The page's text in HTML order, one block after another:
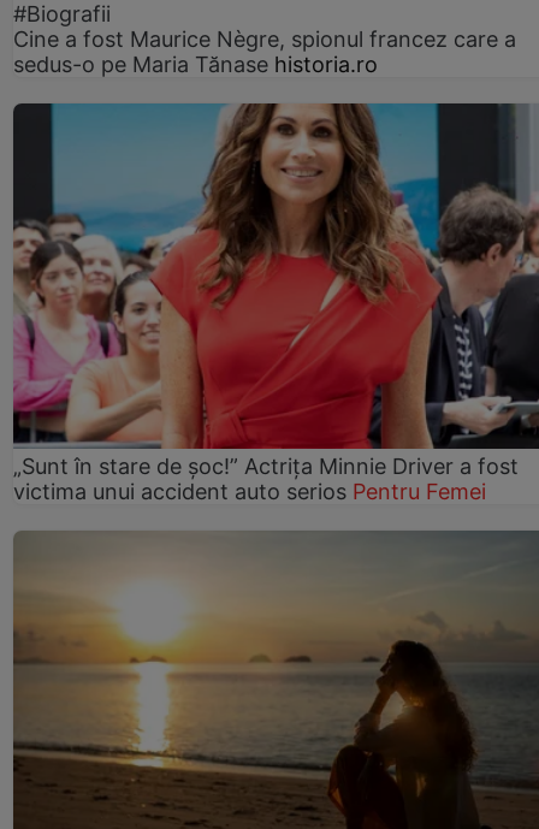
#Biografii
Cine a fost Maurice Nègre, spionul francez care a
sedus-o pe Maria Tănase historia.ro
„Sunt în stare de șoc!” Actrița Minnie Driver a fost
victima unui accident auto serios Pentru Femei